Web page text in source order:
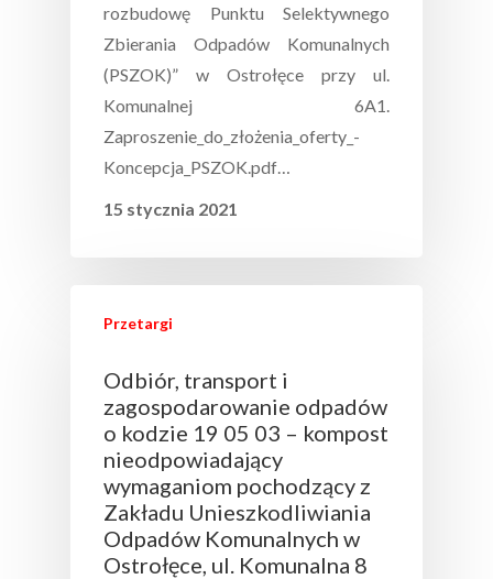
rozbudowę Punktu Selektywnego
Zbierania Odpadów Komunalnych
(PSZOK)” w Ostrołęce przy ul.
Komunalnej 6A1.
Zaproszenie_do_złożenia_oferty_-
Koncepcja_PSZOK.pdf…
15 stycznia 2021
Przetargi
Odbiór, transport i
zagospodarowanie odpadów
o kodzie 19 05 03 – kompost
nieodpowiadający
wymaganiom pochodzący z
Zakładu Unieszkodliwiania
Odpadów Komunalnych w
Ostrołęce, ul. Komunalna 8
O Nas
Administracja
Oferta
Odpadów
Niestrzeżonego
Stacja
Odpadów
Do Wynajęcia
Nieruchomości
Garaże
Miejsca Parkingowe
Informacje
Informacje
Przetargi
Kontakt
RODO
Logowanie